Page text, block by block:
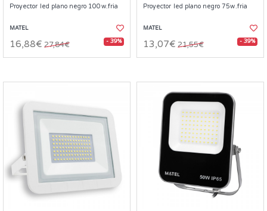
Proyector led plano negro 100w.fria
MATEL
16,88€ 27,84€ - 39%
Proyector led plano negro 75w.fria
MATEL
13,07€ 21,55€ - 39%